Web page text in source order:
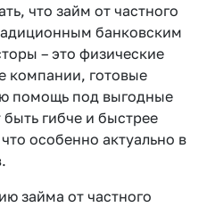
что займ от частного
банковским
– это физические
компании, готовые
помощь под выгодные
гибче и быстрее
особенно актуально в
займа от частного